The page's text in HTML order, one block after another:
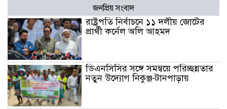
জনপ্রিয় সংবাদ
রাষ্ট্রপতি নির্বাচনে ১১ দলীয় জোটের
প্রার্থী কর্নেল অলি আহমদ
ডিএনসিসির সঙ্গে সমন্বয়ে পরিচ্ছন্নতার
নতুন উদ্যোগ নিকুঞ্জ-টানপাড়ায়